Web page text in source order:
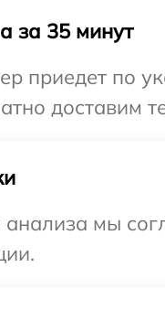
за 35 минут
приедет по
доставим
мы